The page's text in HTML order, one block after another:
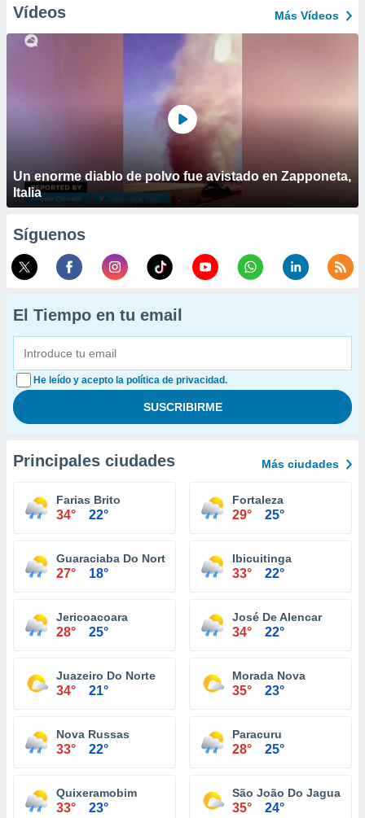
Vídeos Más Vídeos
Un enorme diablo de polvo fue avistado en Zapponeta,
Italia
Síguenos
El Tiempo en tu email
He leído y acepto la política de privacidad.
Principales ciudades Más ciudades
Farias Brito
34° 22°
Fortaleza
29° 25°
Guaraciaba Do Norte
27° 18°
Ibicuitinga
33° 22°
Jericoacoara
28° 25°
José De Alencar
34° 22°
Juazeiro Do Norte
34° 21°
Morada Nova
35° 23°
Nova Russas
33° 22°
Paracuru
28° 25°
Quixeramobim
33° 23°
São João Do Jaguaribe
35° 24°